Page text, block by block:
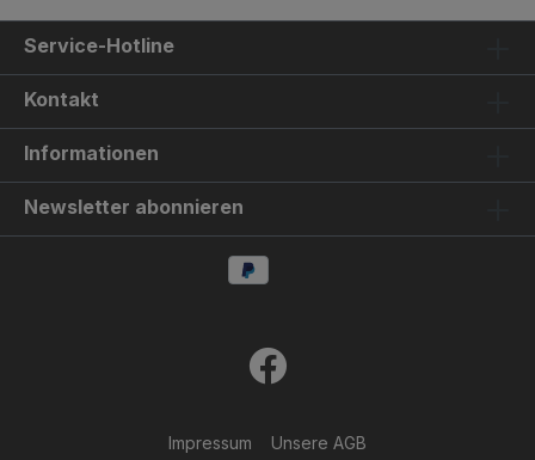
Service-Hotline
Kontakt
Informationen
Newsletter abonnieren
Impressum Unsere AGB